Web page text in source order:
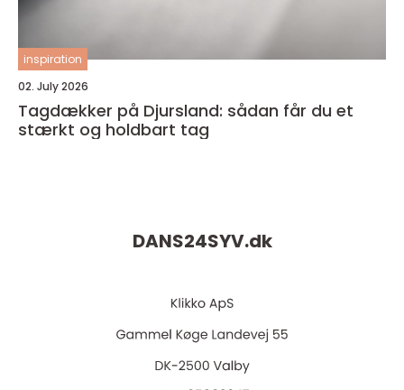
inspiration
02. July 2026
Tagdækker på Djursland: sådan får du et
stærkt og holdbart tag
DANS24SYV.dk